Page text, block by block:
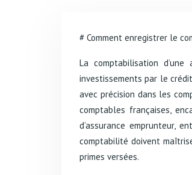
# Comment enregistrer le
La comptabilisation
investissements par le
avec précision dans les
comptables françaises,
d’assurance emprunteur,
comptabilité doivent
primes versées.